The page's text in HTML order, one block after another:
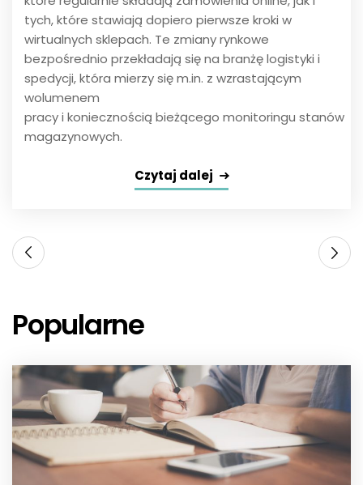
tych, które stawiają dopiero pierwsze kroki w
wirtualnych sklepach. Te zmiany rynkowe
bezpośrednio przekładają się na branżę logistyki i
spedycji, która mierzy się m.in. z wzrastającym
wolumenem
pracy i koniecznością bieżącego monitoringu stanów
magazynowych.
Czytaj dalej
Popularne